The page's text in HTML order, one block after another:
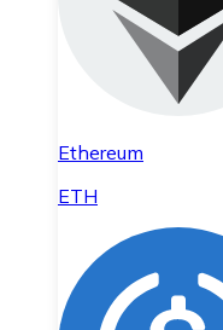
Ethereum
ETH